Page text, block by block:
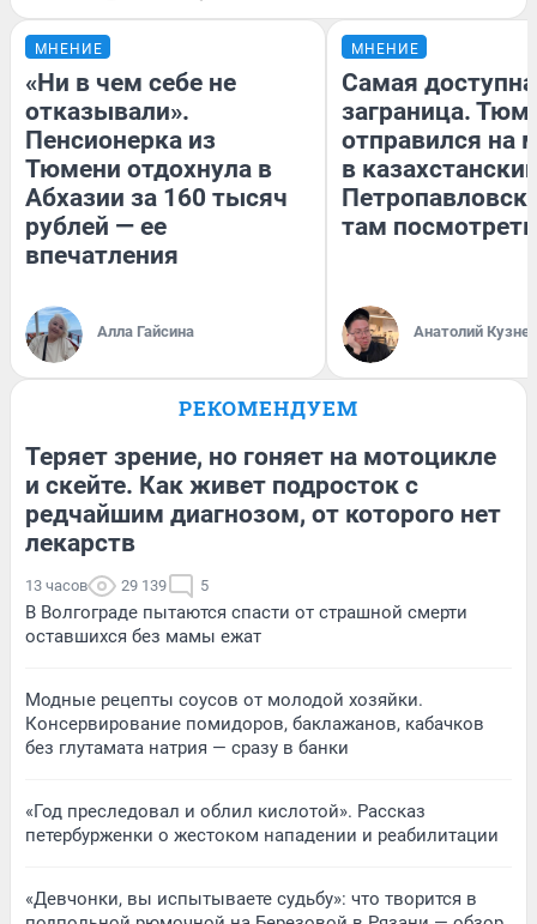
МНЕНИЕ
«Ни в чем себе не
отказывали».
Пенсионерка из
Тюмени отдохнула в
Абхазии за 160 тысяч
рублей — ее
впечатления
Алла Гайсина
МНЕНИЕ
Самая
заграница.
отправился на
в
там посмотреть
Анатолий
РЕКОМЕНДУЕМ
Теряет зрение, но гоняет на мотоцикле
и скейте. Как живет подросток с
редчайшим диагнозом, от которого нет
лекарств
13 часов 29 139 5
В Волгограде пытаются спасти от страшной смерти
оставшихся без мамы ежат
Модные рецепты соусов от молодой хозяйки.
Консервирование помидоров, баклажанов, кабачков
без глутамата натрия — сразу в банки
«Год преследовал и облил кислотой». Рассказ
петербурженки о жестоком нападении и реабилитации
«Девчонки, вы испытываете судьбу»: что творится в